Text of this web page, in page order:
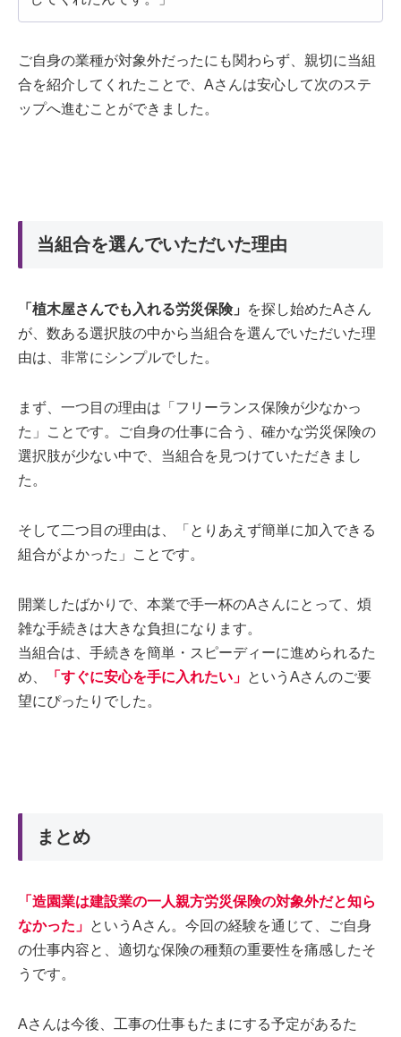
ご自身の業種が対象外だったにも関わらず、親切に当組
合を紹介してくれたことで、Aさんは安心して次のステ
ップへ進むことができました。
当組合を選んでいただいた理由
「植木屋さんでも入れる労災保険」
を探し始めたAさん
が、数ある選択肢の中から当組合を選んでいただいた理
由は、非常にシンプルでした。
まず、一つ目の理由は「フリーランス保険が少なかっ
た」ことです。ご自身の仕事に合う、確かな労災保険の
選択肢が少ない中で、当組合を見つけていただきまし
た。
そして二つ目の理由は、「とりあえず簡単に加入できる
組合がよかった」ことです。
開業したばかりで、本業で手一杯のAさんにとって、煩
雑な手続きは大きな負担になります。
当組合は、手続きを簡単・スピーディーに進められるた
め、
「すぐに安心を手に入れたい」 というAさんのご要
望にぴったりでした。
まとめ
「造園業は建設業の一人親方労災保険の対象外だと知ら
なかった」 というAさん。今回の経験を通じて、ご自身
の仕事内容と、適切な保険の種類の重要性を痛感したそ
うです。
Aさんは今後、工事の仕事もたまにする予定があるた